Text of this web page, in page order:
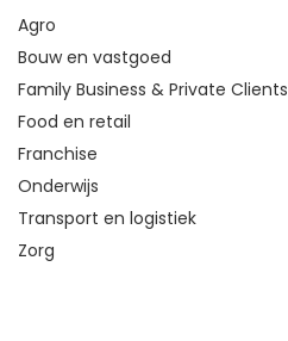
Agro
Bouw en vastgoed
Family Business & Private Clients
Food en retail
Franchise
Onderwijs
Transport en logistiek
Zorg